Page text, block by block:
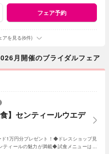
フェア予約
アを見る(6件)
月開催のブライダルフェア
】センティールウエデ
1万円分プレゼント！◆ドレスショップ見
ティールの魅力が満載◆試食メニューはデ